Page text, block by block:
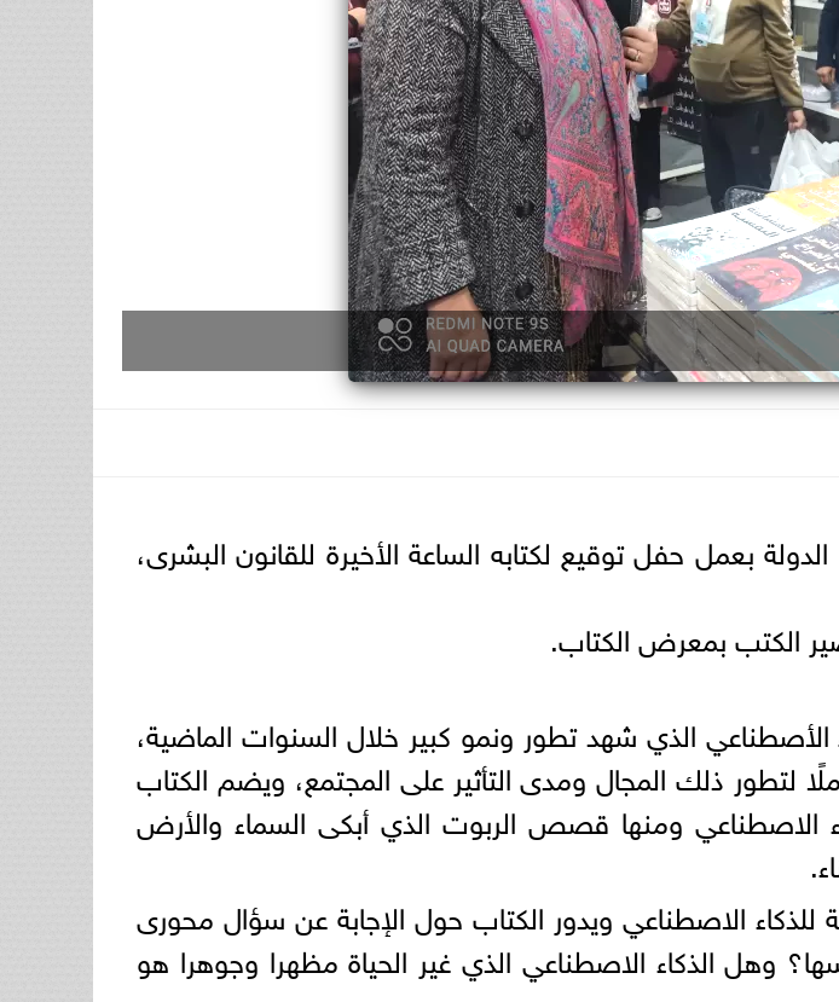
بعمل حفل توقيع لكتابه الساعة الأخيرة للقانون البشرى،
الكتب بمعرض الكتاب.
الأصطناعي الذي شهد تطور ونمو كبير خلال السنوات الماضية،
لتطور ذلك المجال ومدى التأثير على المجتمع، ويضم الكتاب
ومنها قصص الربوت الذي أبكى السماء والأرض
للذكاء الاصطناعي ويدور الكتاب حول الإجابة عن سؤال محورى
وهل الذكاء الاصطناعي الذي غير الحياة مظهرا وجوهرا هو